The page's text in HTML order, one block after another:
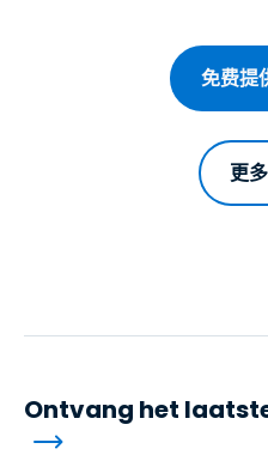
免费提
更
Ontvang het